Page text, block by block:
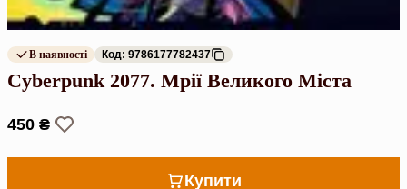
В наявності Код: 9786177782437
Cyberpunk 2077. Мрії Великого Міста
450 ₴
Купити